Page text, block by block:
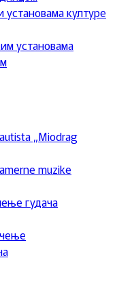
културе
установама
„Miodrag
muzike
гудача